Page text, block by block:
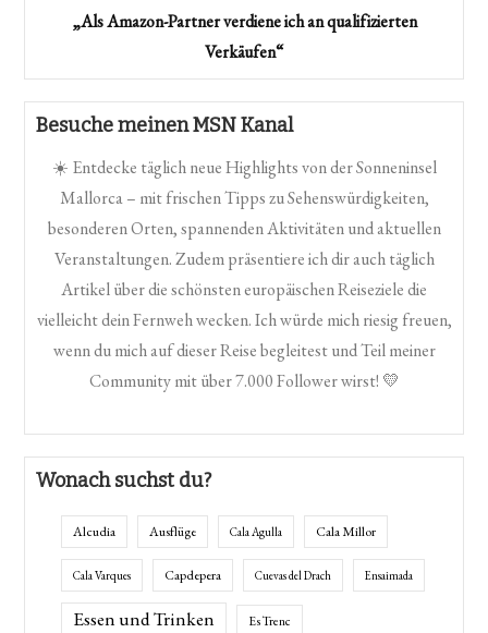
„Als Amazon-Partner verdiene ich an qualifizierten
Verkäufen“
Besuche meinen MSN Kanal
☀️ Entdecke täglich neue Highlights von der Sonneninsel
Mallorca – mit frischen Tipps zu Sehenswürdigkeiten,
besonderen Orten, spannenden Aktivitäten und aktuellen
Veranstaltungen. Zudem präsentiere ich dir auch täglich
Artikel über die schönsten europäischen Reiseziele die
vielleicht dein Fernweh wecken. Ich würde mich riesig freuen,
wenn du mich auf dieser Reise begleitest und Teil meiner
Community mit über 7.000 Follower wirst! 💛
Wonach suchst du?
Alcudia Ausflüge Cala Agulla Cala Millor
Cala Varques Capdepera Cuevas del Drach Ensaimada
Essen und Trinken Es Trenc